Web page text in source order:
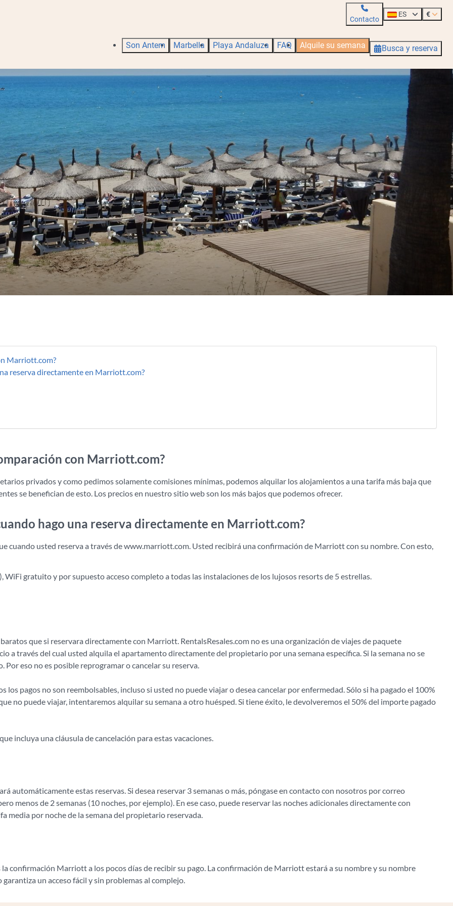
Contacto
ES €
Son Antem Marbella Playa Andaluza FAQ Alquile su semana Busca y reserva
Marriott.com?
reserva directamente en Marriott.com?
con Marriott.com?
privados y como pedimos solamente comisiones mínimas, podemos alquilar los alojamientos a una tarifa más baja que
se benefician de esto. Los precios en nuestro sitio web son los más bajos que podemos ofrecer.
hago una reserva directamente en Marriott.com?
cuando usted reserva a través de www.marriott.com. Usted recibirá una confirmación de Marriott con su nombre. Con esto,
WiFi gratuito y por supuesto acceso completo a todas las instalaciones de los lujosos resorts de 5 estrellas.
que si reservara directamente con Marriott. RentalsResales.com no es una organización de viajes de paquete
a través del cual usted alquila el apartamento directamente del propietario por una semana específica. Si la semana no se
Por eso no es posible reprogramar o cancelar su reserva.
pagos no son reembolsables, incluso si usted no puede viajar o desea cancelar por enfermedad. Sólo si ha pagado el 100%
no puede viajar, intentaremos alquilar su semana a otro huésped. Si tiene éxito, le devolveremos el 50% del importe pagado
incluya una cláusula de cancelación para estas vacaciones.
automáticamente estas reservas. Si desea reservar 3 semanas o más, póngase en contacto con nosotros por correo
menos de 2 semanas (10 noches, por ejemplo). En ese caso, puede reservar las noches adicionales directamente con
media por noche de la semana del propietario reservada.
confirmación Marriott a los pocos días de recibir su pago. La confirmación de Marriott estará a su nombre y su nombre
un acceso fácil y sin problemas al complejo.